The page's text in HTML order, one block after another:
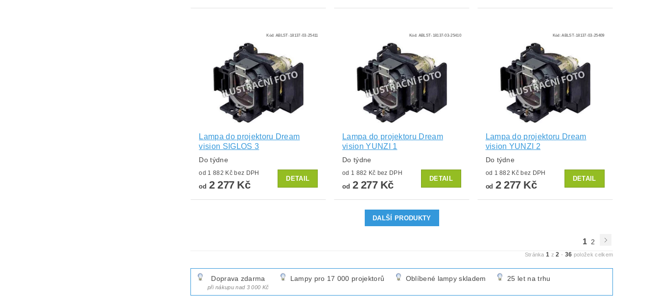
Kód:ABLST-18137-03-25411
Lampa do projektoru Dream
vision SIGLOS 3
Do týdne
od 1 882 Kč bez DPH
od 2 277 Kč
DETAIL
Kód: ABLST-18137-03-25410
Lampa do projektoru Dream
vision YUNZI 1
Do týdne
od 1 882 Kč bez DPH
od 2 277 Kč
DETAIL
Kód:ABLST-18137-03-25409
Lampa do projektoru Dream
vision YUNZI 2
Do týdne
od 1 882 Kč bez DPH
od 2 277 Kč
DETAIL
DALŠÍ PRODUKTY
1 2
Stránka1 z2 - 36 položek celkem
Doprava zdarma
při nákupu nad 3 000 Kč
Lampy pro 17 000 projektorů Oblíbené lampy skladem 25 let na trhu